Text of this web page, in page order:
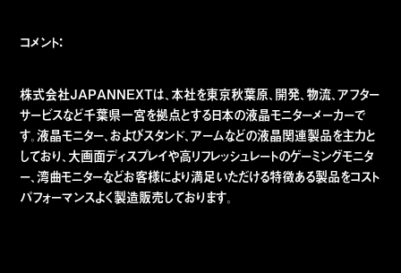
コメント：
株式会社JAPANNEXTは、本社を東京秋葉原、開発、物流、アフター
サービスなど千葉県一宮を拠点とする日本の液晶モニターメーカーで
す。液晶モニター、およびスタンド、アームなどの液晶関連製品を主力と
しており、大画面ディスプレイや高リフレッシュレートのゲーミングモニタ
ー、湾曲モニターなどお客様により満足いただける特徴ある製品をコスト
パフォーマンスよく製造販売しております。